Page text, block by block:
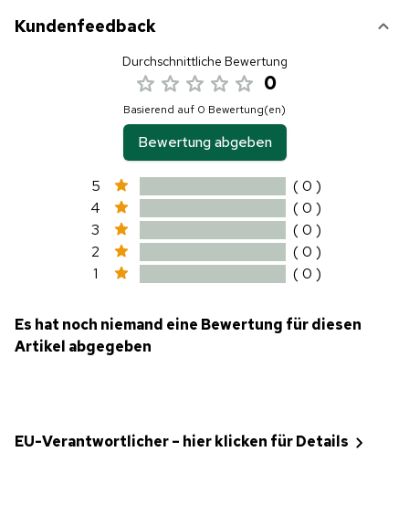
Kundenfeedback
Durchschnittliche Bewertung
0
Basierend auf 0 Bewertung(en)
Bewertung abgeben
5
( 0 )
4
( 0 )
3
( 0 )
2
( 0 )
1
( 0 )
Es hat noch niemand eine Bewertung für diesen
Artikel abgegeben
EU-Verantwortlicher – hier klicken für Details